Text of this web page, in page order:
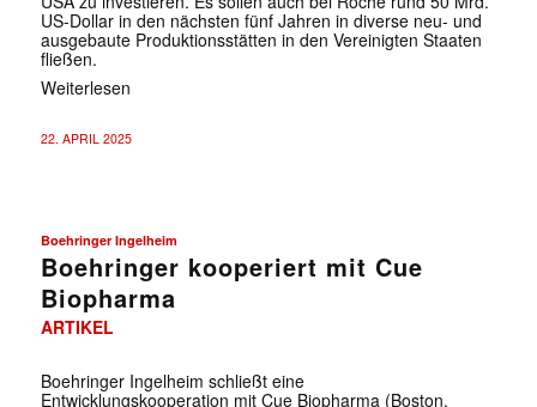
US-Dollar in den nächsten fünf Jahren in diverse neu- und
ausgebaute Produktionsstätten in den Vereinigten Staaten
fließen.
Weiterlesen
22. APRIL 2025
Boehringer Ingelheim
Boehringer kooperiert mit Cue
Biopharma
ARTIKEL
Boehringer Ingelheim schließt eine
Entwicklungskooperation mit Cue Biopharma (Boston,